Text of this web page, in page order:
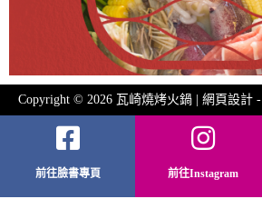
Copyright © 2026 瓦崎燒烤火鍋 | 網頁設計 -
前往臉書專頁 前往Instagram